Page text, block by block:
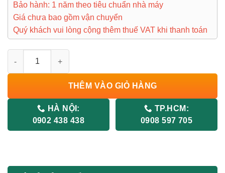
Bảo hành: 1 năm theo tiêu chuẩn nhà máy
Giá chưa bao gồm vận chuyển
Quý khách vui lòng cộng thêm thuế VAT khi thanh toán
THÊM VÀO GIỎ HÀNG
HÀ NỘI:
0902 438 438
TP.HCM:
0908 597 705